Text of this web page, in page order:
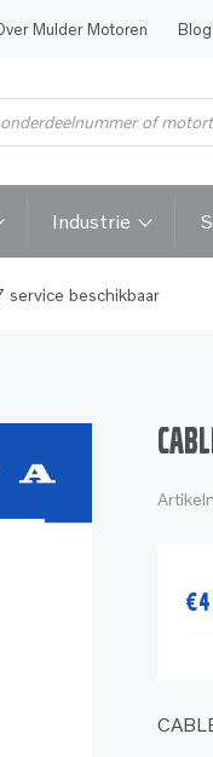
Mulder Motoren Blog
Industrie
service beschikbaar
€